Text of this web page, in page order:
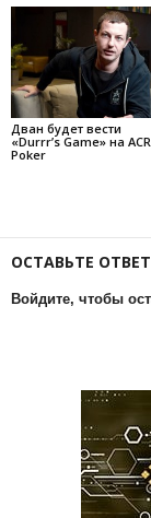
Дван будет вести
«Durrr’s Game» на ACR
Poker
ОСТАВЬТЕ ОТВЕТ
Войдите, чтобы